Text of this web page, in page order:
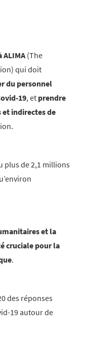
ALIMA (The
qui doit
du personnel
19, et prendre
et indirectes de
plus de 2,1 millions
et la
cruciale pour la
.
des réponses
19 autour de